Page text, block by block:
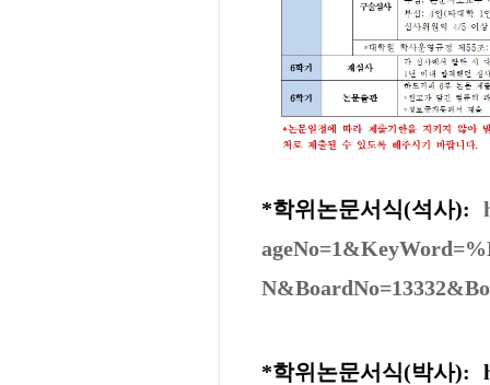
*학위논문서식(석사):
*학위논문서식(박사):